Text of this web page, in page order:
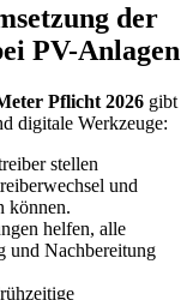
der
PV-Anlagen
Pflicht 2026 gibt
digitale Werkzeuge:
stellen
und
können.
helfen, alle
und Nachbereitung